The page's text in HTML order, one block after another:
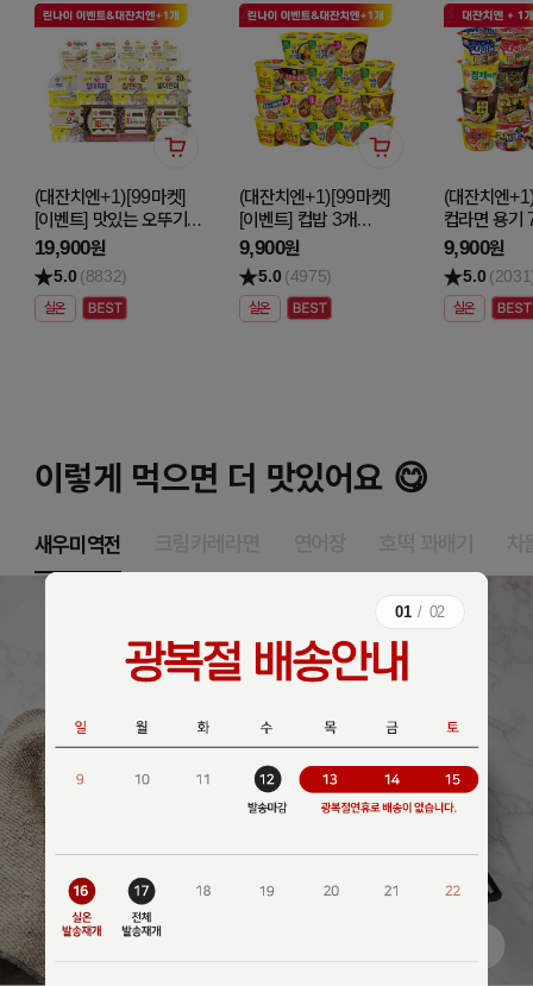
1
(대잔치엔+1)[99마켓]
[이벤트] 맛있는 오뚜기밥
최대 4입 5개 골라담기
19,900원
5.0 (8832)
실온
2
(대잔치엔+1)[99마켓]
[이벤트] 컵밥 3개
골라담기
9,900원
5.0 (4975)
실온
3
(대잔치엔
컵라면 용기
골라담기
9,900원
5.0
실온
이렇게 먹으면 더 맛있어요 😋
새우미역전
01 / 02